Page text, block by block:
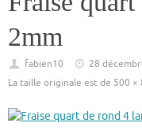
2mm
fabien10
28
La taille originale est de 500 ×